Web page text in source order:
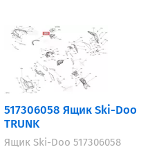
517306058 Ящик Ski-Doo
TRUNK
Ящик Ski-Doo 517306058